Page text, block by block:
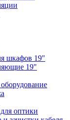
шкафов 19"
19"
оптики